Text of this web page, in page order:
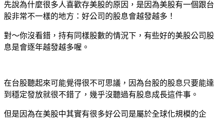
先說為什麼很多人喜歡存美股的原因，是因為美股有一個跟台
股非常不一樣的地方：好公司的股息會越發越多！
對～你沒看錯，持有同樣股數的情況下，有些好的美股公司股
息是會逐年越發越多喔。
在台股聽起來可能覺得很不可思議，因為台股的股息只要能達
到穩定發放就很不錯了，幾乎沒聽過有股息成長這件事。
但是因為在美股中其實有很多好公司是屬於全球化規模的企